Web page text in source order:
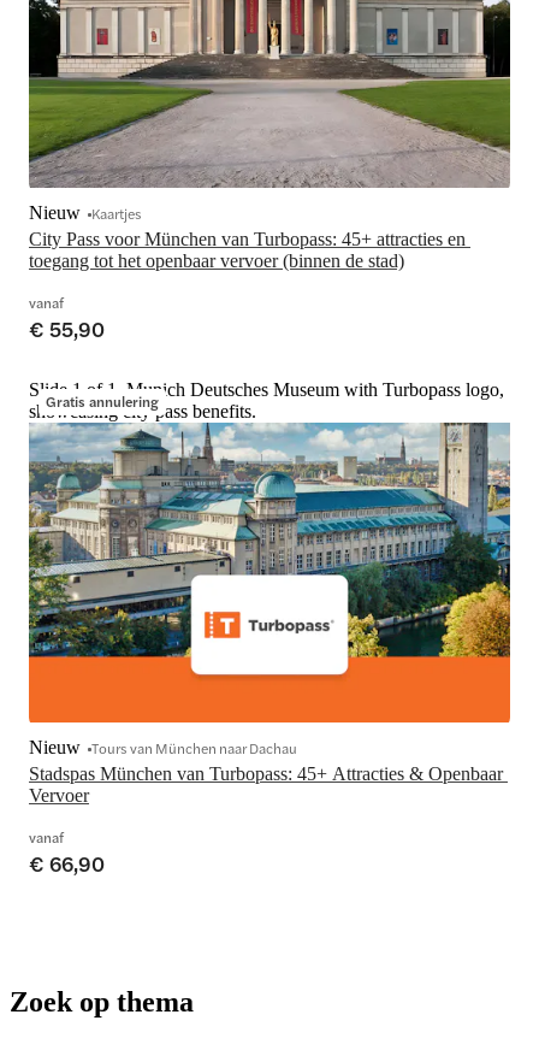
City Pass voor München van Turbopass: 45+ attracties en
toegang tot het openbaar vervoer (binnen de stad)
Nieuw Kaartjes
vanaf
€ 55,90
Gratis annulering
Slide 1 of 1, Munich Deutsches Museum with Turbopass logo,
showcasing city pass benefits.
Stadspas München van Turbopass: 45+ Attracties & Openbaar
Vervoer
Nieuw Tours van München naar Dachau
vanaf
€ 66,90
Zoek op thema